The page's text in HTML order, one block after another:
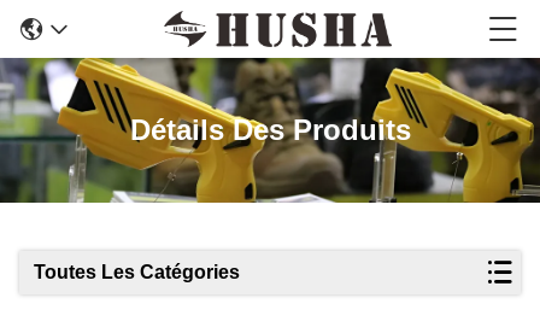
Détails Des Produits
Toutes Les Catégories